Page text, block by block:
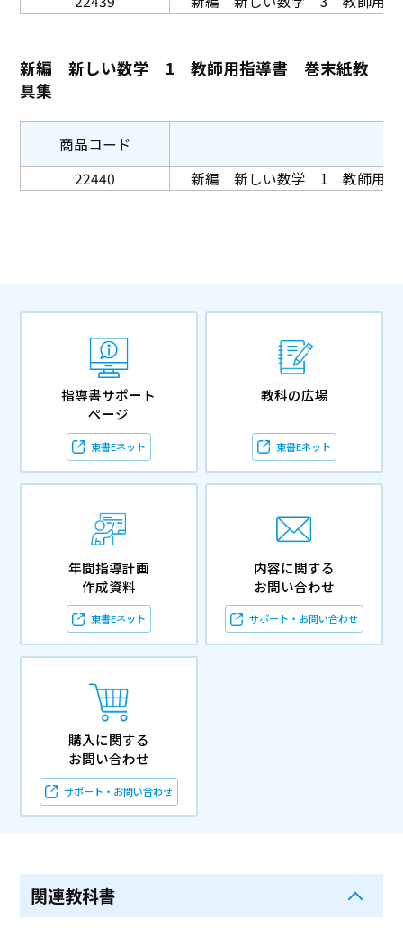
新編 新しい数学 1 教師用指導書 巻末紙教
具集
商品コード
22440
新編 新しい数学 1 教師用指
指導書サポート
ページ
東書Eネット
教科の広場
東書Eネット
年間指導計画
作成資料
東書Eネット
内容に関する
お問い合わせ
サポート・お問い合わせ
購入に関する
お問い合わせ
サポート・お問い合わせ
関連教科書